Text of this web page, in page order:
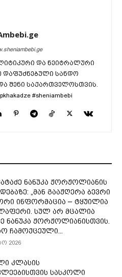
და ნეიტრალური
დაფუძნებული სანდო
შენი საქართველოსთვის.
#sheniambebi
ნანუკა ჟორჟოლიანის
„მან გააჟღერა ბევრი
ინფორმაცია – ტყუილია
სულ არ მცალია
ნანუკა ჟორჟოლიანისთვის.
ჩამოქცეული...
2026
კლასის
სასკოლი